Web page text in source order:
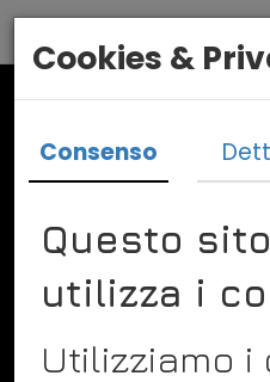
Vado In Bulgaria
Diego Vismara
Via Saronni 27
Cookies &
Consenso
Questo
utilizza i
Utilizziamo